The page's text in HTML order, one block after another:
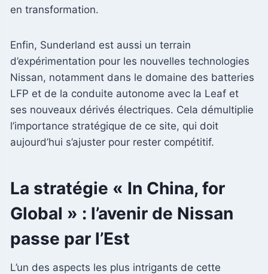
en transformation.
Enfin, Sunderland est aussi un terrain
d’expérimentation pour les nouvelles technologies
Nissan, notamment dans le domaine des batteries
LFP et de la conduite autonome avec la Leaf et
ses nouveaux dérivés électriques. Cela démultiplie
l’importance stratégique de ce site, qui doit
aujourd’hui s’ajuster pour rester compétitif.
La stratégie « In China, for
Global » : l’avenir de Nissan
passe par l’Est
L’un des aspects les plus intrigants de cette